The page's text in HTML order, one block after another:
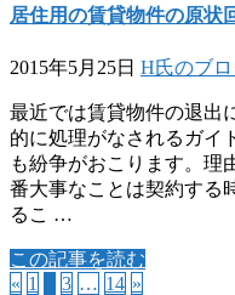
居住用の賃貸物件の原状
2015年5月25日 H氏のブ
最近では賃貸物件の退出
的に処理がなされるガイ
も紛争がおこります。理
番大事なことは契約する
るこ …
この記事を読む
« 1 3 … 14 »